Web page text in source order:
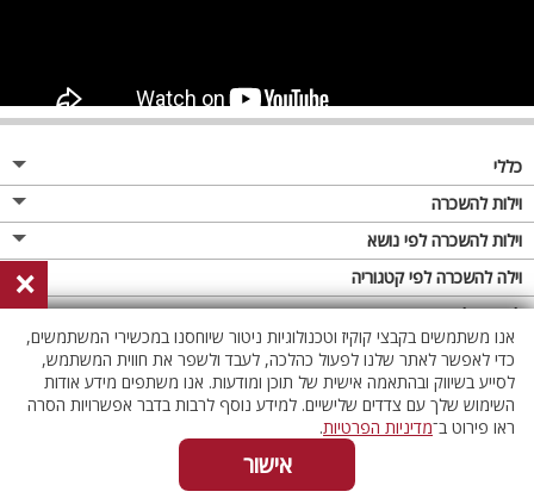
כללי
מגזין
פרסום באתר
תקנון
מדיניות פרטיות
וילות להשכרה
וילות בצפון
וילות במרכז
וילות בדרום
וילות באילת
וילות בשרון
וילות באזור החרמון
וילות להשכרה לפי נושא
וילה לזוגות
וילות למשפחות
וילות לציבור הדתי
אירוח דרוזי
וילות למסיבות
וילה להשכרה לפי קטגוריה
וילות עם בריכה
וילה עם בריכה מחוממת
וילה עם בריכה מחוממת מקורה
וילות עם סאונה
לופטים להשכרה
לופט
לופטים בצפון
לופטים בדרום
×
אנו משתמשים בקבצי קוקיז וטכנולוגיות ניטור שיוחסנו במכשירי המשתמשים,
כדי לאפשר לאתר שלנו לפעול כהלכה, לעבד ולשפר את חווית המשתמש,
לסייע בשיווק ובהתאמה אישית של תוכן ומודעות. אנו משתפים מידע אודות
השימוש שלך עם צדדים שלישיים. למידע נוסף לרבות בדבר אפשרויות הסרה
ראו פירוט ב־מדיניות הפרטיות.
אישור